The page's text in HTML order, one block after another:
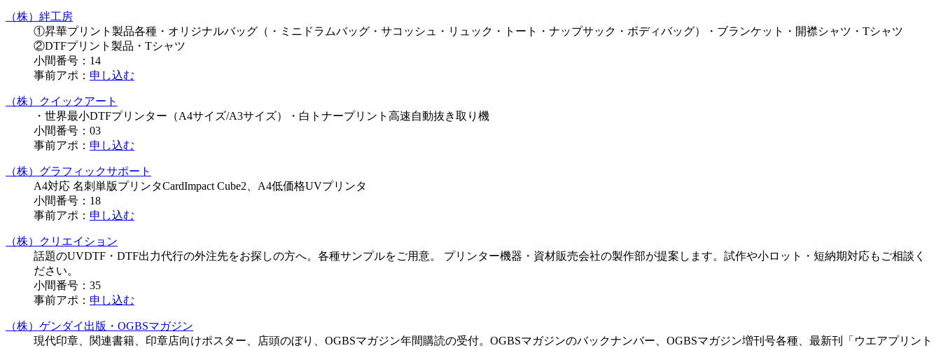
（株）絆工房
①昇華プリント製品各種・オリジナルバッグ（・ミニドラムバッグ・サコッシュ・リュック・トート・ナップサック・ボディバッグ）・ブランケット・開襟シャツ・Tシャツ
②DTFプリント製品・Tシャツ
小間番号： 14
事前アポ： 申し込む
（株）クイックアート
・世界最小DTFプリンター（A4サイズ/A3サイズ）・白トナープリント高速自動抜き取り機
小間番号： 03
事前アポ： 申し込む
（株）グラフィックサポート
A4対応 名刺単版プリンタCardImpact Cube2、A4低価格UVプリンタ
小間番号： 18
事前アポ： 申し込む
（株）クリエイション
話題のUVDTF・DTF出力代行の外注先をお探しの方へ。各種サンプルをご用意。 プリンター機器・資材販売会社の製作部が提案します。試作や小ロット・短納期対応もご相談く
ださい。
小間番号： 35
事前アポ： 申し込む
（株）ゲンダイ出版・OGBSマガジン
現代印章、関連書籍、印章店向けポスター、店頭のぼり、OGBSマガジン年間購読の受付。OGBSマガジンのバックナンバー、OGBSマガジン増刊号各種、最新刊「ウエアプリント